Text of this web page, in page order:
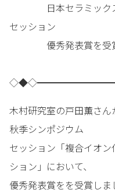
日本セラミックス
セッション
優秀発表賞を受
木村研究室の戸田薫さ
秋季シンポジウム
セッション「複合イオ
ション」において、
優秀発表賞をを受賞しま